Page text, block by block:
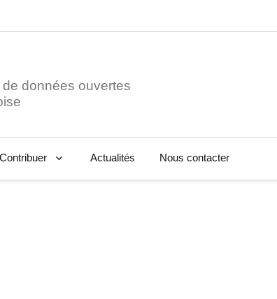
données ouvertes
Contribuer Actualités Nous contacter